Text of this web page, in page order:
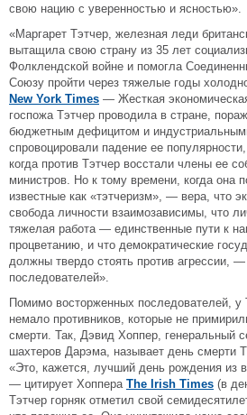
свою нацию с уверенностью и ясностью».
«Маргарет Тэтчер, железная леди
вытащила свою страну из 35 лет
Фолклендской войне и помогла
Союзу пройти через тяжелые годы
New York Times — Жесткая
госпожа Тэтчер проводила в стране,
бюджетным дефицитом и
спровоцировали падение ее
когда против Тэтчер восстали члены ее
министров. Но к тому времени, когда она
известные как «тэтчеризм», — вера, что
свобода личности взаимозависимы, что
тяжелая работа — единственные пути к
процветанию, и что демократические
должны твердо стоять против агрессии,
последователей».
Помимо восторженных последователей, у
немало противников, которые не
смерти. Так, Дэвид Хоппер, генеральный
шахтеров Дарэма, называет день смерти
«Это, кажется, лучший день рождения из
— цитирует Хоппера The Irish Times (в
Тэтчер горняк отметил свой